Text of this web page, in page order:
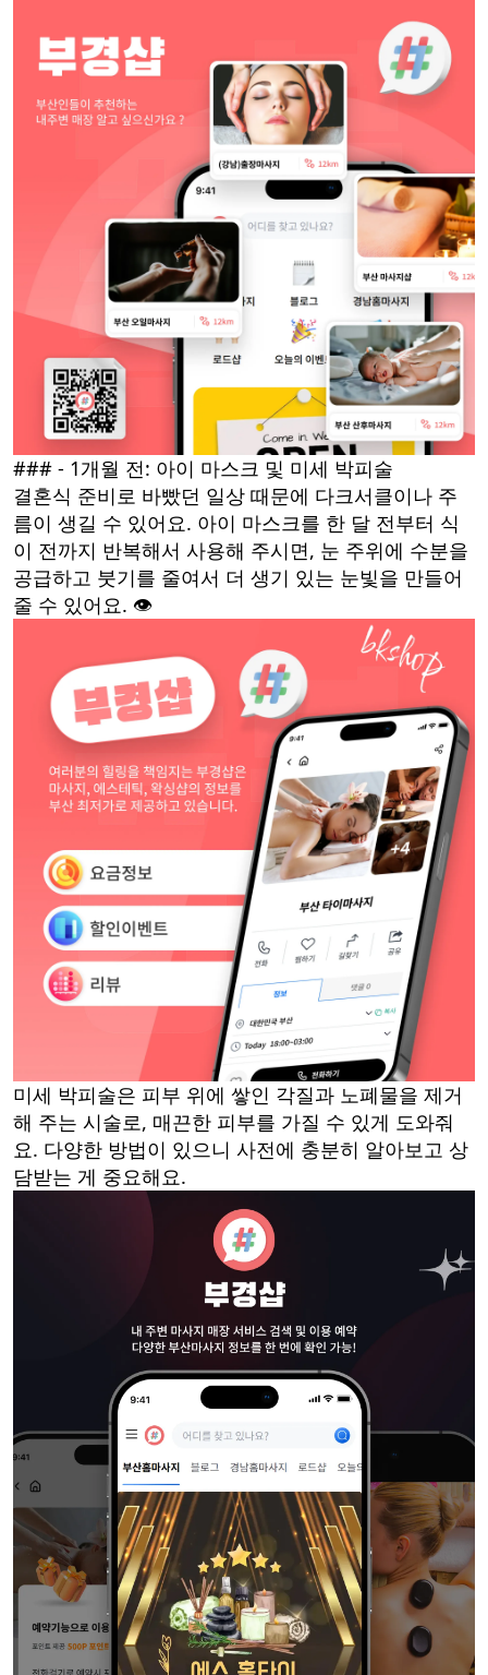
### - 1개월 전: 아이 마스크 및 미세 박피술
결혼식 준비로 바빴던 일상 때문에 다크서클이나 주
름이 생길 수 있어요. 아이 마스크를 한 달 전부터 식
이 전까지 반복해서 사용해 주시면, 눈 주위에 수분을
공급하고 붓기를 줄여서 더 생기 있는 눈빛을 만들어
줄 수 있어요. 👁️
미세 박피술은 피부 위에 쌓인 각질과 노폐물을 제거
해 주는 시술로, 매끈한 피부를 가질 수 있게 도와줘
요. 다양한 방법이 있으니 사전에 충분히 알아보고 상
담받는 게 중요해요.